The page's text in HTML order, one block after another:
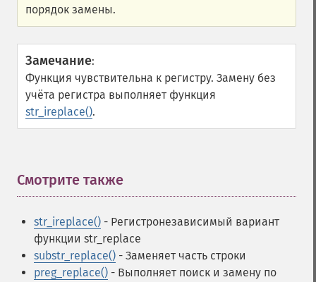
порядок замены.
Замечание:
Функция чувствительна к регистру. Замену без
учёта регистра выполняет функция
str_ireplace().
Смотрите также
str_ireplace() - Регистронезависимый вариант
функции str_replace
substr_replace() - Заменяет часть строки
preg_replace() - Выполняет поиск и замену по